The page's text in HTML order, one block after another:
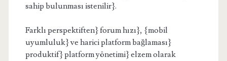
sahip bulunması istenilir}.
Farklı perspektiften} forum hızı}, {mobil
uyumluluk} ve harici platform bağlaması}
produktif} platform yönetimi} elzem olarak